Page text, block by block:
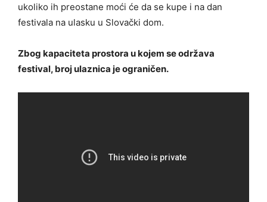
ukoliko ih preostane moći će da se kupe i na dan
festivala na ulasku u Slovački dom.
Zbog kapaciteta prostora u kojem se održava
festival, broj ulaznica je ograničen.